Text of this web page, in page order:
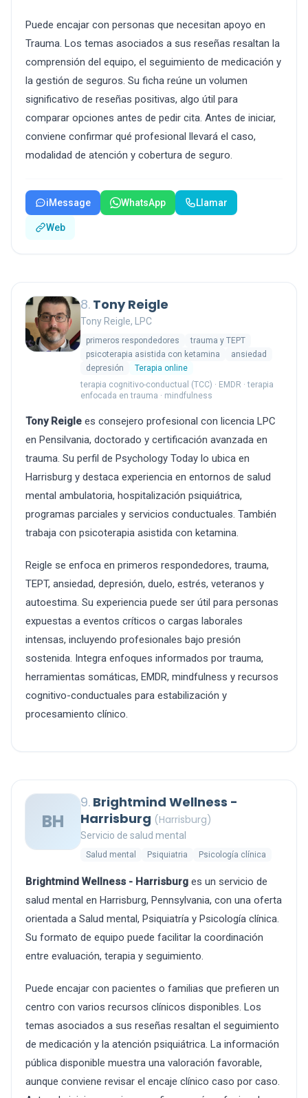
Puede encajar con personas que necesitan apoyo en
Trauma. Los temas asociados a sus reseñas resaltan la
comprensión del equipo, el seguimiento de medicación y
la gestión de seguros. Su ficha reúne un volumen
significativo de reseñas positivas, algo útil para
comparar opciones antes de pedir cita. Antes de iniciar,
conviene confirmar qué profesional llevará el caso,
modalidad de atención y cobertura de seguro.
iMessage WhatsApp Llamar
Web
8. Tony Reigle
Tony Reigle, LPC
primeros respondedores
trauma y TEPT
psicoterapia asistida con ketamina
ansiedad
depresión
Terapia online
terapia cognitivo-conductual (TCC) · EMDR · terapia
enfocada en trauma · mindfulness
Tony Reigle es consejero profesional con licencia LPC
en Pensilvania, doctorado y certificación avanzada en
trauma. Su perfil de Psychology Today lo ubica en
Harrisburg y destaca experiencia en entornos de salud
mental ambulatoria, hospitalización psiquiátrica,
programas parciales y servicios conductuales. También
trabaja con psicoterapia asistida con ketamina.
Reigle se enfoca en primeros respondedores, trauma,
TEPT, ansiedad, depresión, duelo, estrés, veteranos y
autoestima. Su experiencia puede ser útil para personas
expuestas a eventos críticos o cargas laborales
intensas, incluyendo profesionales bajo presión
sostenida. Integra enfoques informados por trauma,
herramientas somáticas, EMDR, mindfulness y recursos
cognitivo-conductuales para estabilización y
procesamiento clínico.
BH
9. Brightmind Wellness -
Harrisburg (Harrisburg)
Servicio de salud mental
Salud mental Psiquiatria Psicología clínica
Brightmind Wellness - Harrisburg es un servicio de
salud mental en Harrisburg, Pennsylvania, con una oferta
orientada a Salud mental, Psiquiatría y Psicología clínica.
Su formato de equipo puede facilitar la coordinación
entre evaluación, terapia y seguimiento.
Puede encajar con pacientes o familias que prefieren un
centro con varios recursos clínicos disponibles. Los
temas asociados a sus reseñas resaltan el seguimiento
de medicación y la atención psiquiátrica. La información
pública disponible muestra una valoración favorable,
aunque conviene revisar el encaje clínico caso por caso.